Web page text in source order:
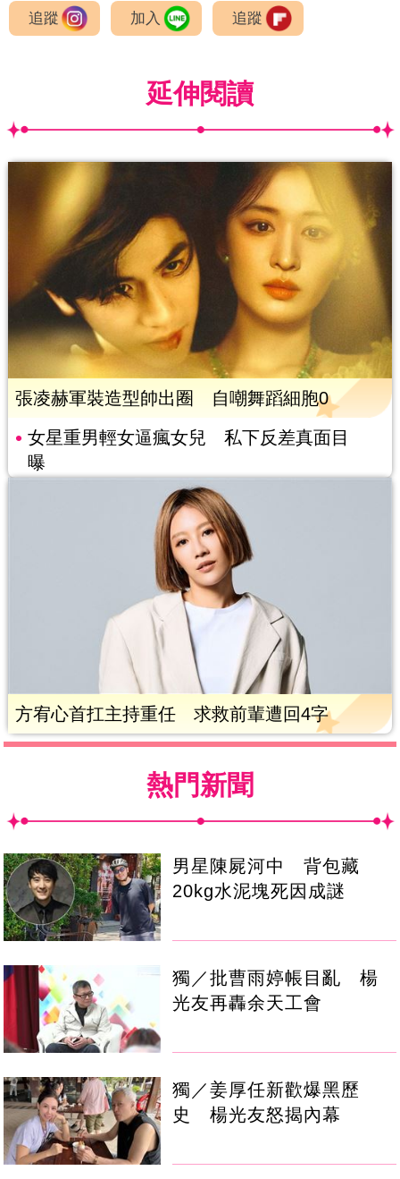
追蹤 加入 追蹤
延伸閱讀
張凌赫軍裝造型帥出圈 自嘲舞蹈細胞0
女星重男輕女逼瘋女兒 私下反差真面目
曝
方宥心首扛主持重任 求救前輩遭回4字
熱門新聞
男星陳屍河中 背包藏
20kg水泥塊死因成謎
獨／批曹雨婷帳目亂 楊
光友再轟余天工會
獨／姜厚任新歡爆黑歷
史 楊光友怒揭內幕